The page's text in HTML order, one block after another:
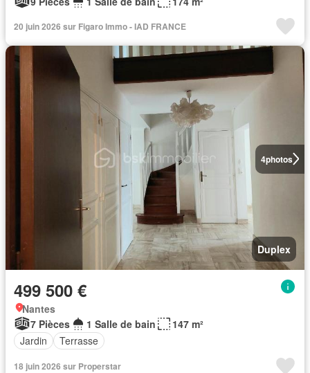
20 juin 2026 sur Figaro Immo - IAD FRANCE
4photos
Duplex
499 500 €
Nantes
7 Pièces
1 Salle de bain
147 m²
Jardin
Terrasse
18 juin 2026 sur Properstar